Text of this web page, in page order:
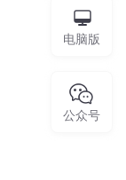
电脑版
公众号